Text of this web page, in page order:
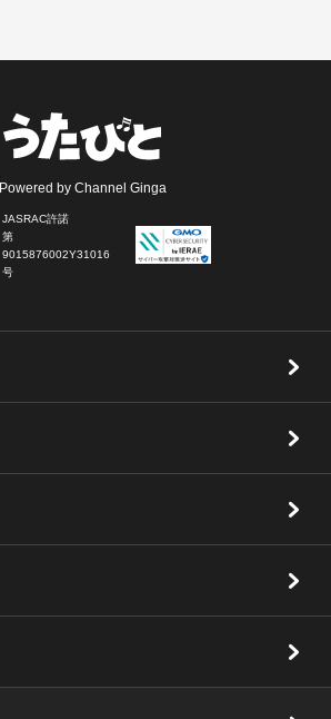
Powered by Channel Ginga
JASRAC許諾
第
9015876002Y31016
号